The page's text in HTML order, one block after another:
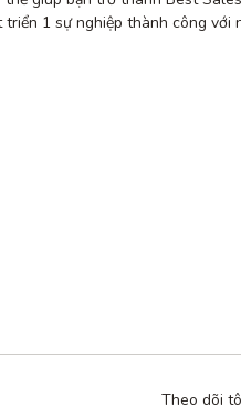
1 sự nghiệp thành công với
Theo dõi